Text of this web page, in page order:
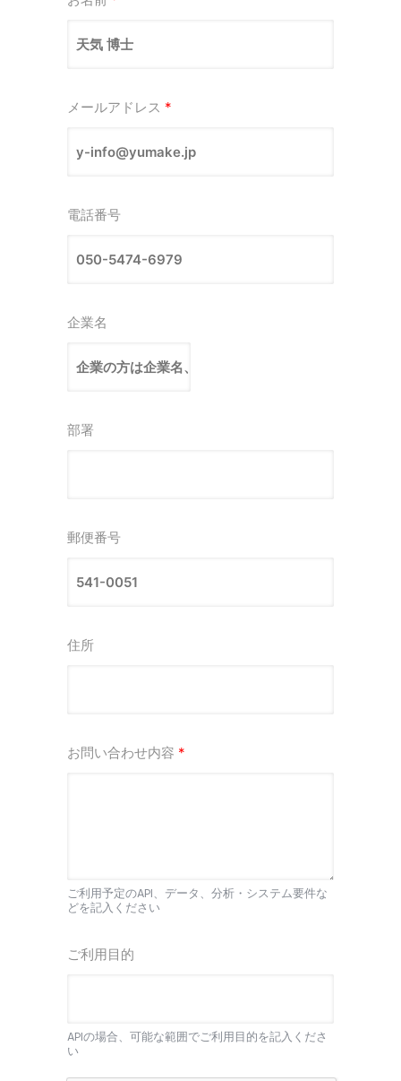
メールアドレス *
電話番号
企業名
部署
郵便番号
住所
お問い合わせ内容 *
ご利用予定のAPI、データ、分析・システム要件な
どを記入ください
ご利用目的
APIの場合、可能な範囲でご利用目的を記入くださ
い